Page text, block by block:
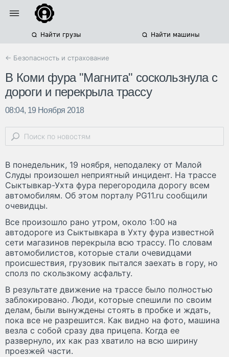
Найти грузы Найти машины
← Безопасность и страхование
В Коми фура "Магнита" соскользнула с
дороги и перекрыла трассу
08:04, 19 Ноября 2018
В понедельник, 19 ноября, неподалеку от Малой
Слуды произошел неприятный инцидент. На трассе
Сыктывкар-Ухта фура перегородила дорогу всем
автомобилям. Об этом порталу PG11.ru сообщили
очевидцы.
Все произошло рано утром, около 1:00 на
автодороге из Сыктывкара в Ухту фура известной
сети магазинов перекрыла всю трассу. По словам
автомобилистов, которые стали очевидцами
происшествия, грузовик пытался заехать в гору, но
сполз по скользкому асфальту.
В результате движение на трассе было полностью
заблокировано. Люди, которые спешили по своим
делам, были вынуждены стоять в пробке и ждать,
пока все не разрешится. Как видно на фото, машина
везла с собой сразу два прицепа. Когда ее
развернуло, их как раз хватило на всю ширину
проезжей части.